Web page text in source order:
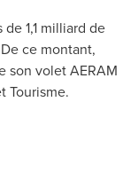
1,1 milliard de
ce montant,
son volet AERAM
Tourisme.